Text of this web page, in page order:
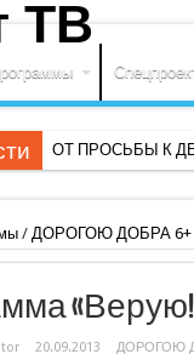
ОТ ПРОСЬБЫ К
/ ДОРОГОЮ ДОБРА 6+
«Верую!»
20.09.2013 ДОРОГОЮ